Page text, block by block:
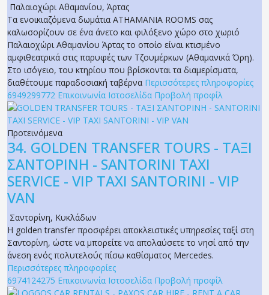
Παλαιοχώρι Αθαμανίου, Άρτας
Τα ενοικιαζόμενα δωμάτια ATHAMANIA ROOMS σας
καλωσορίζουν σε ένα άνετο και φιλόξενο χώρο στο χωριό
Παλαιοχώρι Αθαμανίου Άρτας το οποίο είναι κτισμένο
αμφιθεατρικά στις παρυφές των Τζουμέρκων (Αθαμανικά Όρη).
Στο ισόγειο, του κτηρίου που βρίσκονται τα διαμερίσματα,
διαθέτουμε παραδοσιακή ταβέρνα Περισσότερες πληροφορίες
6949299772 Επικοινωνία Ιστοσελίδα Προβολή προφίλ
Προτεινόμενα
34. GOLDEN TRANSFER TOURS - ΤΑΞΙ
ΣΑΝΤΟΡΙΝΗ - SANTORINI TAXI
SERVICE - VIP TAXI SANTORINI - VIP
VAN
Σαντορίνη, Κυκλάδων
Η golden transfer προσφέρει αποκλειστικές υπηρεσίες ταξί στη
Σαντορίνη, ώστε να μπορείτε να απολαύσετε το νησί από την
άνεση ενός πολυτελούς πίσω καθίσματος Mercedes.
Περισσότερες πληροφορίες
6974124275 Επικοινωνία Ιστοσελίδα Προβολή προφίλ